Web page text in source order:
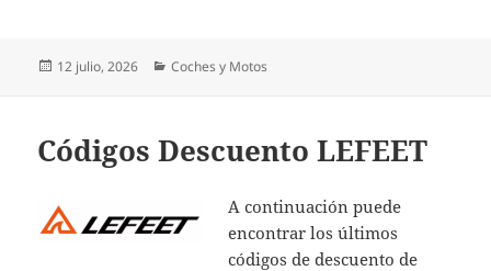
Publicado
12 julio, 2026 Categorías
Coches y Motos
Códigos Descuento LEFEET
A continuación puede
encontrar los últimos
códigos de descuento de